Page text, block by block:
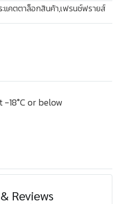
แคตตาล็อกสินค้า,เฟรนช์ฟรายส์
18°C or below
Reviews